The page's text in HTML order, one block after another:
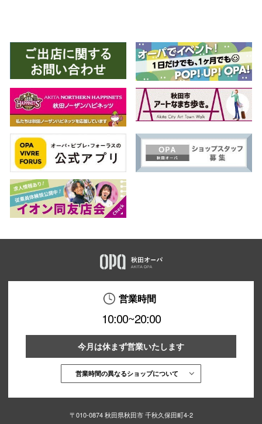
営業時間
10:00~20:00
今月は休まず営業いたします
営業時間の異なるショップについて
〒010-0874 秋田県秋田市 千秋久保田町4-2